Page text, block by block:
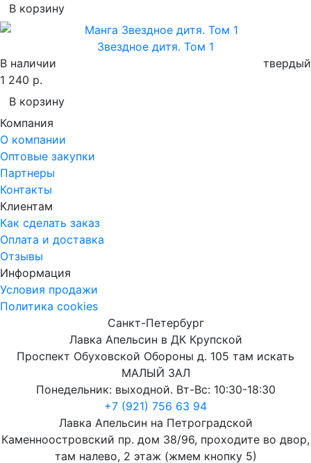
В корзину
Звездное дитя. Том 1
В наличии
твердый
1 240 р.
В корзину
Компания
О компании
Оптовые закупки
Партнеры
Контакты
Клиентам
Как сделать заказ
Оплата и доставка
Отзывы
Информация
Условия продажи
Политика cookies
Санкт-Петербург
Лавка Апельсин в ДК Крупской
Проспект Обуховской Обороны д. 105 там искать
МАЛЫЙ ЗАЛ
Понедельник: выходной. Вт-Вс: 10:30-18:30
+7 (921) 756 63 94
Лавка Апельсин на Петроградской
Каменноостровский пр. дом 38/96, проходите во двор,
там налево, 2 этаж (жмем кнопку 5)